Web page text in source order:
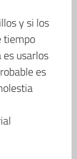
y si los
tiempo
usarlos
es